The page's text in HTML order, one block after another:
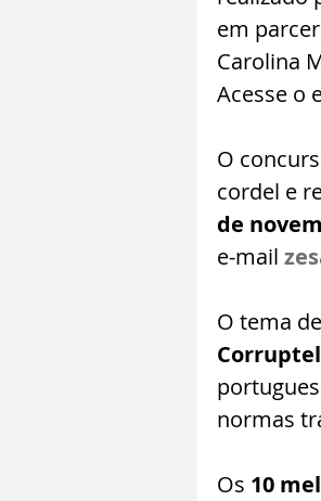
em
Carolina
Acesse o
O
cordel e
de
e-mail
O tema
normas
Os 10